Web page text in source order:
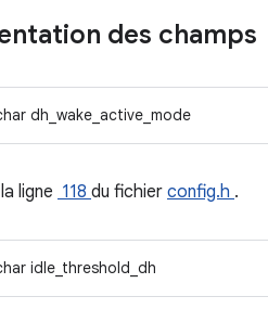
des champs
dh_wake_active_mode
ligne 118 du fichier config.h .
idle_threshold_dh